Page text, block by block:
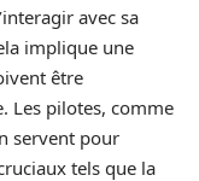
avec sa
implique une
être
Les pilotes, comme
servent pour
tels que la